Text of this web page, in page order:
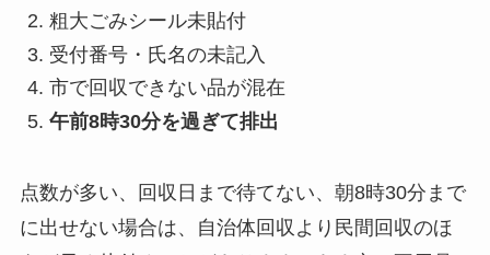
粗大ごみシール未貼付
受付番号・氏名の未記入
市で回収できない品が混在
午前8時30分を過ぎて排出
点数が多い、回収日まで待てない、朝8時30分まで
に出せない場合は、自治体回収より民間回収のほ